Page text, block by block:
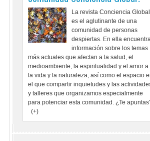
Número de páginas:224
Encuadernación: Tapa
ISBN:978-84-09-70474-6
El tener criterio sobre lo
puedas hacer frente a
La propia opinión se
olvidar lo que te aportan
Luis Arribas Mercado
Experto en Técnicas de Comunicación y titulado en
Ha desarrollado su actividad profesional durante
durante 10 años. Actualmente dirige la revista
Ha colaborado en la revista Discovery DSalud y Más
Imparte conferencias y seminarios sobre terapias
nueva conciencia y el cambio de paradigmas en el
Autor de los libros "Tras las huellas de la
La revista Conciencia Global
es el aglutinante de una
comunidad de personas
despiertas. En ella
información sobre los temas
más actuales que afectan a la salud, el
medioambiente, la espiritualidad y el amor a
la vida y la naturaleza, así como el espacio
el que compartir inquietudes y las
y talleres que organizamos especialmente
para potenciar esta comunidad. ¿Te
(+)